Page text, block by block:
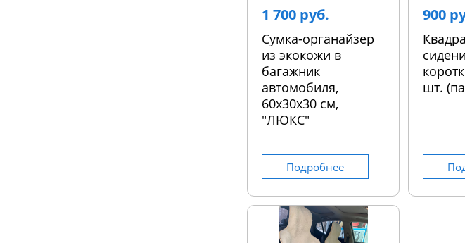
1 700 руб.
Сумка-органайзер
из экокожи в
багажник
автомобиля,
60х30х30 см,
"ЛЮКС"
Подробнее
900
шт.